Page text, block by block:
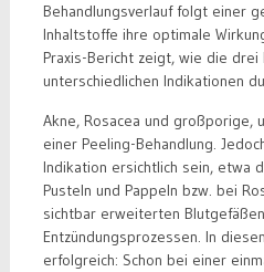
Behandlungsverlauf folgt einer
Inhaltstoffe ihre optimale
Praxis-Bericht zeigt, wie die
unterschiedlichen Indikationen
Akne, Rosacea und großporige,
einer Peeling-Behandlung.
Indikation ersichtlich sein, etwa
Pusteln und Pappeln bzw. bei
sichtbar erweiterten
Entzündungsprozessen. In
erfolgreich: Schon bei einer